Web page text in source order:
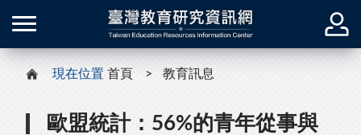
現在位置 首頁 教育訊息
歐盟統計：56%的青年從事與